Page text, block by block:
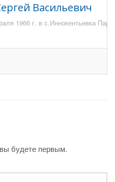
Васильевич
1966 г. в с.Иннокентьевка
будете первым.